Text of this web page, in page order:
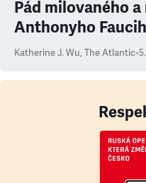
Pád milovaného
Anthonyho
Katherine J. Wu, The Atlantic•